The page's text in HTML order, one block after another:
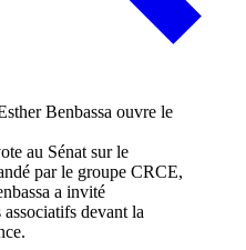
au Sénat sur le
par le groupe CRCE,
a invité
devant la